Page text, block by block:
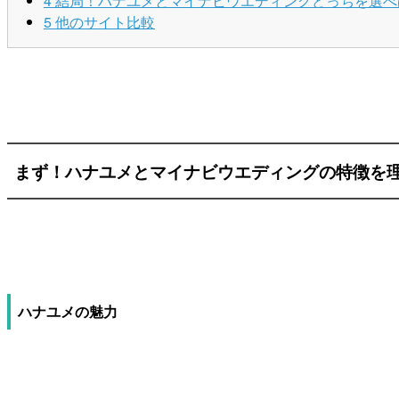
5他のサイト比較
まず！ハナユメとマイナビウエディングの特徴を
ハナユメの魅力